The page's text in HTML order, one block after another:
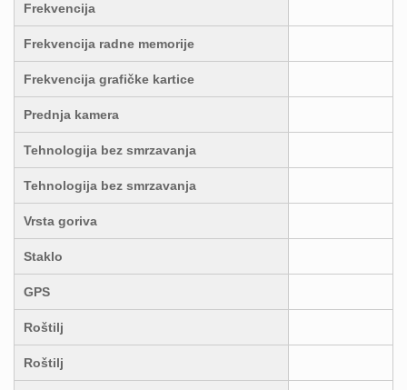
Frekvencija
Frekvencija radne memorije
Frekvencija grafičke kartice
Prednja kamera
Tehnologija bez smrzavanja
Tehnologija bez smrzavanja
Vrsta goriva
Staklo
GPS
Roštilj
Roštilj